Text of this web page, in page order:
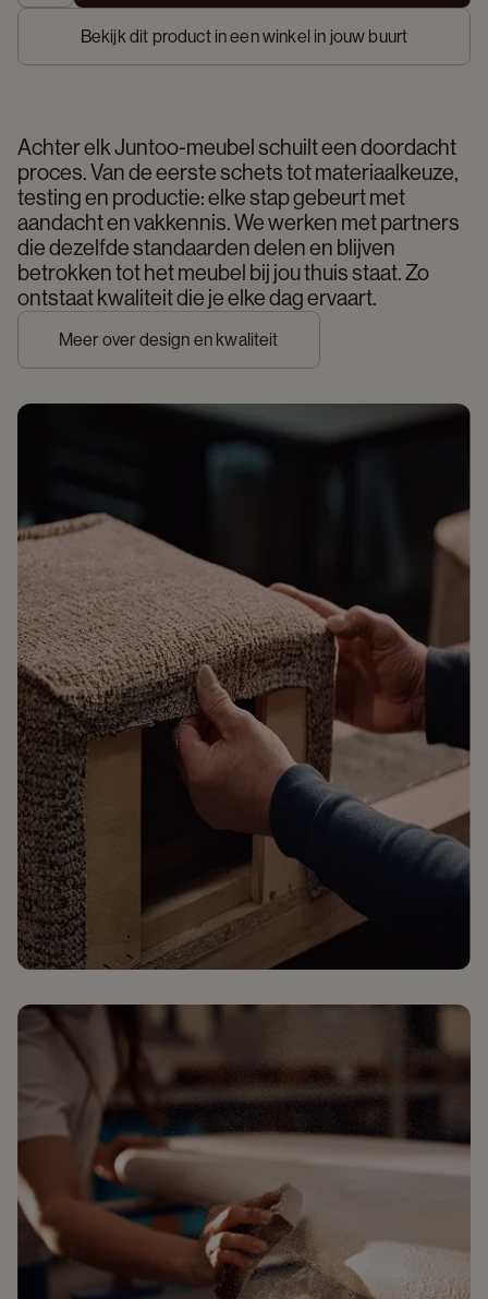
Bekijk dit product in een winkel in jouw buurt
Achter elk Juntoo-meubel schuilt een doordacht
proces. Van de eerste schets tot materiaalkeuze,
testing en productie: elke stap gebeurt met
aandacht en vakkennis. We werken met partners
die dezelfde standaarden delen en blijven
betrokken tot het meubel bij jou thuis staat. Zo
ontstaat kwaliteit die je elke dag ervaart.
Meer over design en kwaliteit